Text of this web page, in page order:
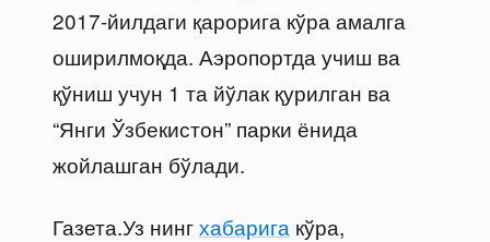
2017-йилдаги қарорига кўра амалга
оширилмоқда. Аэропортда учиш ва
қўниш учун 1 та йўлак қурилган ва
“Янги Ўзбекистон” парки ёнида
жойлашган бўлади.
Газета.Уз нингхабарига кўра,